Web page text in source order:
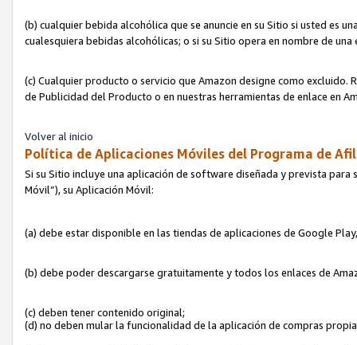
(b) cualquier bebida alcohólica que se anuncie en su Sitio si usted es
cualesquiera bebidas alcohólicas; o si su Sitio opera en nombre de
(c) Cualquier producto o servicio que Amazon designe como excluido.
de Publicidad del Producto o en nuestras herramientas de enlace en
Volver al inicio
Política de Aplicaciones Móviles del Programa de
Si su Sitio incluye una aplicación de software diseñada y prevista
Móvil”), su Aplicación Móvil:
(a) debe estar disponible en las tiendas de aplicaciones de Google
(b) debe poder descargarse gratuitamente y todos los enlaces de
(c) deben tener contenido original;
(d) no deben mular la funcionalidad de la aplicación de compras